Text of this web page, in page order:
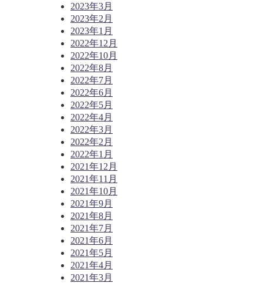
2023年3月
2023年2月
2023年1月
2022年12月
2022年10月
2022年8月
2022年7月
2022年6月
2022年5月
2022年4月
2022年3月
2022年2月
2022年1月
2021年12月
2021年11月
2021年10月
2021年9月
2021年8月
2021年7月
2021年6月
2021年5月
2021年4月
2021年3月